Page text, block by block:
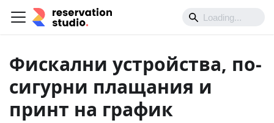
Фискални устройства, по-
сигурни плащания и
принт на график